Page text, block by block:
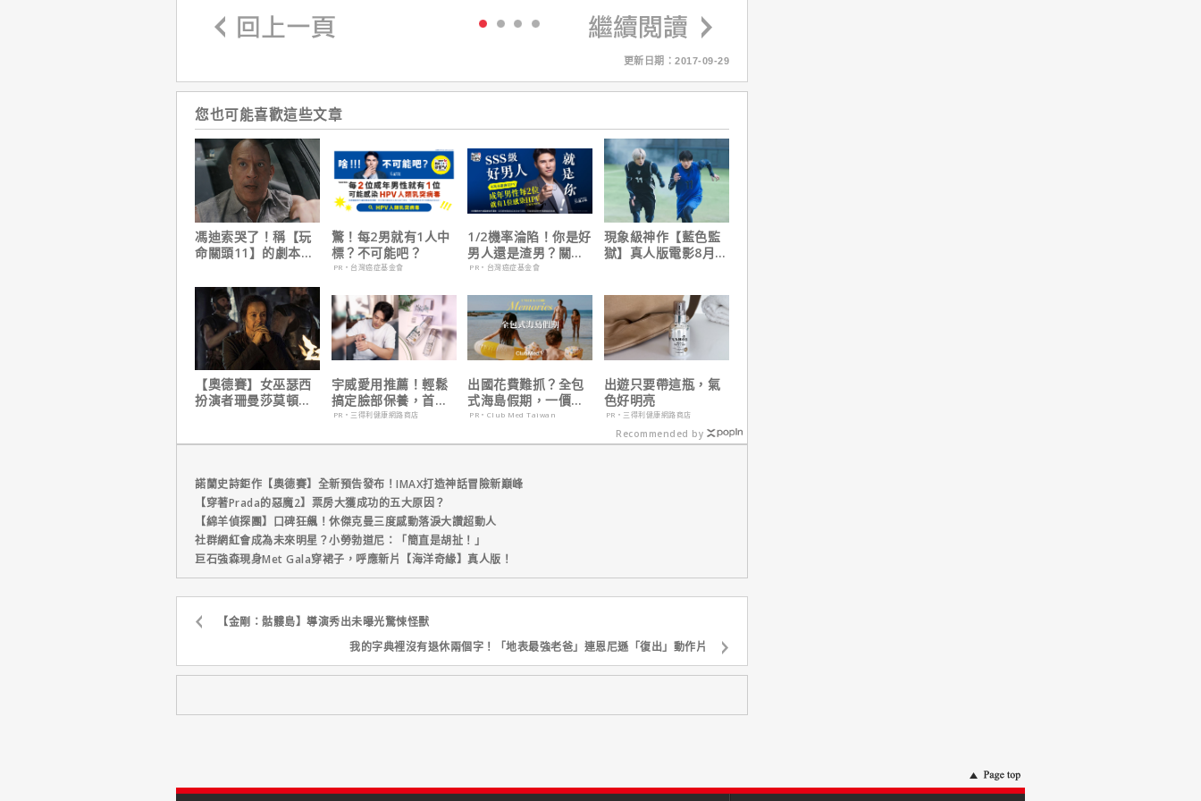
更新日期：2017-09-29
您也可能喜歡這些文章
馮迪索哭了！稱【玩
命關頭11】的劇本是
驚！每2男就有1人中
標？不可能吧？
PR・台灣癌症基金會
1/2機率淪陷！你是好
男人還是渣男？關鍵
在這
PR・台灣癌症基金會
現象級神作【藍色監
獄】真人版電影8月火
【奧德賽】女巫瑟西
扮演者珊曼莎莫頓曝
宇威愛用推薦！輕鬆
搞定臉部保養，首購
只要$390
PR・三得利健康網路商店
出國花費難抓？全包
式海島假期，一價搞
定食宿玩樂，省錢更
PR・Club Med Taiwan
出遊只要帶這瓶，氣
色好明亮
PR・三得利健康網路商店
Recommended by
諾蘭史詩鉅作【奧德賽】全新預告發布！IMAX打造神話冒險新巔峰
【穿著Prada的惡魔2】票房大獲成功的五大原因？
【綿羊偵探團】口碑狂飆！休傑克曼三度感動落淚大讚超動人
社群網紅會成為未來明星？小勞勃道尼：「簡直是胡扯！」
巨石強森現身Met Gala穿裙子，呼應新片【海洋奇緣】真人版！
【金剛：骷髏島】導演秀出未曝光驚悚怪獸
我的字典裡沒有退休兩個字！「地表最強老爸」連恩尼遜「復出」動作片